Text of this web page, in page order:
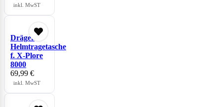
inkl. MwST
Dräger
Helmtragetasche
f. X-Plore
8000
69,99 €
inkl. MwST